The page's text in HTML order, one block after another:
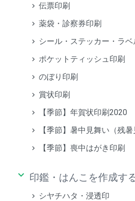
伝票印刷
薬袋・診察券印刷
シール・ステッカー・ラベ
ポケットティッシュ印刷
のぼり印刷
賞状印刷
【季節】年賀状印刷2020
【季節】暑中見舞い（残暑
【季節】喪中はがき印刷
keyboard_arrow_down 印鑑・はんこを作成す
シヤチハタ・浸透印